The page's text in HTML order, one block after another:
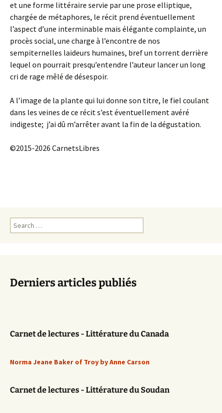
et une forme littéraire servie par une prose elliptique,
chargée de métaphores, le récit prend éventuellement
l’aspect d’une interminable mais élégante complainte, un
procès social, une charge à l’encontre de nos
sempiternelles laideurs humaines, bref un torrent derrière
lequel on pourrait presqu’entendre l’auteur lancer un long
cri de rage mêlé de désespoir.
A l’image de la plante qui lui donne son titre, le fiel coulant
dans les veines de ce récit s’est éventuellement avéré
indigeste; j’ai dû m’arrêter avant la fin de la dégustation.
©2015-2026 CarnetsLibres
Search
for:
Derniers articles publiés
Carnet de lectures - Littérature du Canada
Norma Jeane Baker of Troy by Anne Carson
Carnet de lectures - Littérature du Soudan